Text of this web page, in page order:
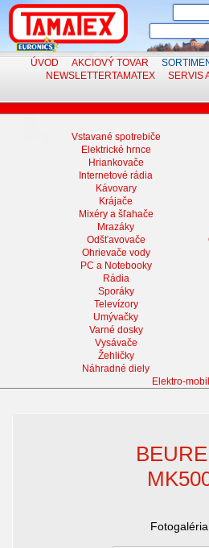
ÚVOD AKCIOVÝ TOVAR
NEWSLETTERTAMATEX SERVIS
Vstavané spotrebiče
Elektrické hrnce
Hriankovače
Internetové rádia
Kávovary
Krájače
Mixéry a šľahače
Mrazáky
Odšťavovače
Ohrievače vody
PC a Notebooky
Rádia
Sporáky
Televízory
Umývačky
Varné dosky
Vysávače
Žehličky
Náhradné diely
Elektro-
Fotogaléria